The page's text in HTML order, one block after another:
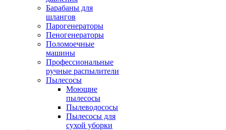
Барабаны для
шлангов
Парогенераторы
Пеногенераторы
Поломоечные
машины
Профессиональные
ручные распылители
Пылесосы
Моющие
пылесосы
Пылеводососы
Пылесосы для
сухой уборки